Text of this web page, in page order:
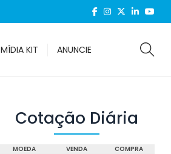
MÍDIA KIT ANUNCIE
Cotação Diária
MOEDA VENDA COMPRA